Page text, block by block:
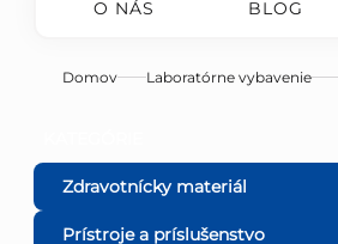
O NÁS BLOG
Domov Laboratórne vybavenie
o
Zdravotnícky materiál
Prístroje a príslušenstvo